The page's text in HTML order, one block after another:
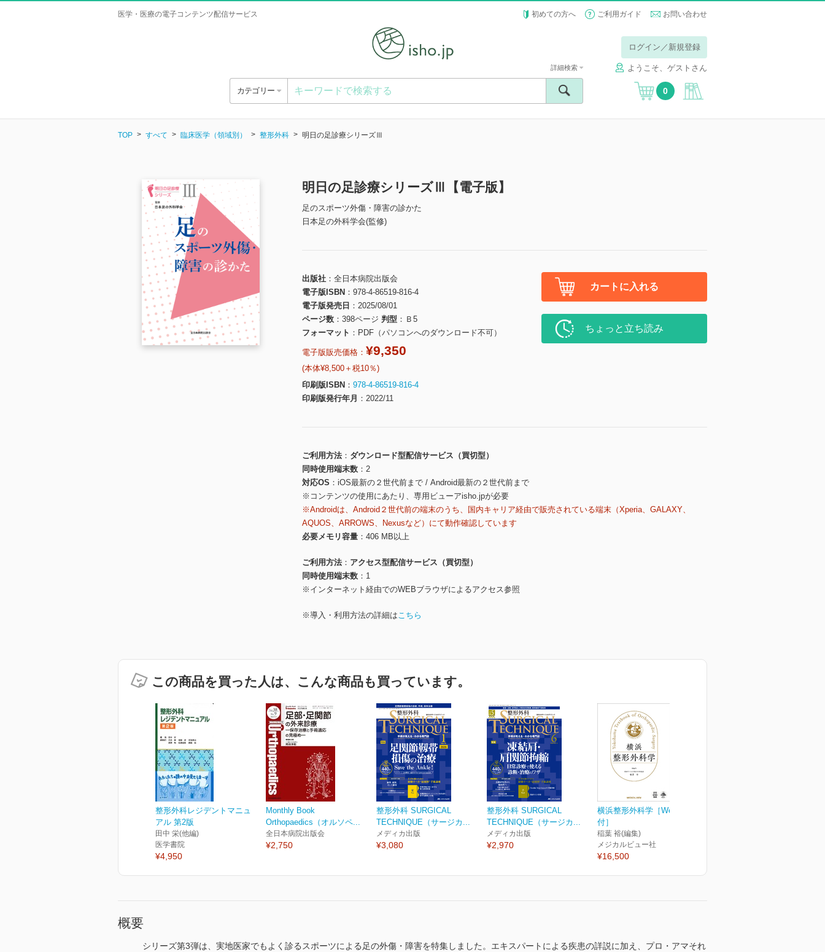
医学・医療の電子コンテンツ配信サービス 初めての方へ ご利用ガイド お問い合わせ
ログイン／新規登録
ようこそ、ゲストさん
カテゴリー
詳細検索
0
TOP すべて 臨床医学（領域別） 整形外科 明日の足診療シリーズⅢ
明日の足診療シリーズⅢ【電子版】
足のスポーツ外傷・障害の診かた
日本足の外科学会(監修)
出版社
全日本病院出版会
電子版ISBN
978-4-86519-816-4
電子版発売日
2025/08/01
ページ数
398ページ 判型
Ｂ5
フォーマット
PDF（パソコンへのダウンロード不可）
電子版販売価格： ¥9,350
(本体¥8,500＋税10％)
印刷版ISBN
978-4-86519-816-4
印刷版発行年月
2022/11
カートに入れる
ちょっと立ち読み
ご利用方法
ダウンロード型配信サービス（買切型）
同時使用端末数
2
対応OS
iOS最新の２世代前まで / Android最新の２世代前まで
※コンテンツの使用にあたり、専用ビューアisho.jpが必要
※Androidは、Android２世代前の端末のうち、国内キャリア経由で販売されている端末（Xperia、GALAXY、
AQUOS、ARROWS、Nexusなど）にて動作確認しています
必要メモリ容量
406 MB以上
ご利用方法
アクセス型配信サービス（買切型）
同時使用端末数
1
※インターネット経由でのWEBブラウザによるアクセス参照
※導入・利用方法の詳細はこちら
この商品を買った人は、こんな商品も買っています。
整形外科レジデントマニュ
アル 第2版
田中 栄(他編)
医学書院
¥4,950
Monthly Book
Orthopaedics（オルソペ...
全日本病院出版会
¥2,750
整形外科 SURGICAL
TECHNIQUE（サージカ...
メディカ出版
¥3,080
整形外科 SURGICAL
TECHNIQUE（サージカ...
メディカ出版
¥2,970
横浜整形外科学［Web動画
付］
稲葉 裕(編集)
メジカルビュー社
¥16,500
概要
シリーズ第3弾は、実地医家でもよく診るスポーツによる足の外傷・障害を特集しました。エキスパートによる疾患の詳説に加え、プロ・アマそれ